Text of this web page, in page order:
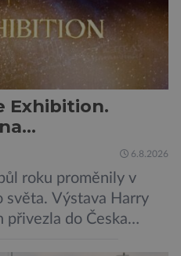
Exhibition.
6.8.2026
roku proměnily v
světa. Výstava Harry
do Česka